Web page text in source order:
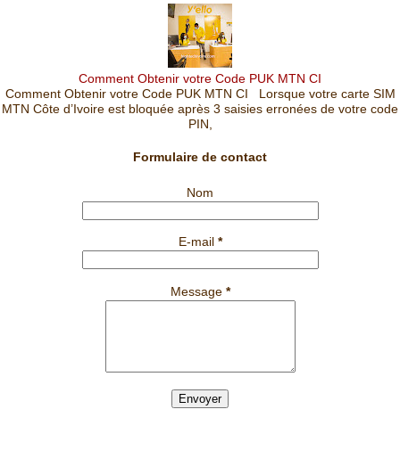
Comment Obtenir votre Code PUK MTN CI
Comment Obtenir votre Code PUK MTN CI Lorsque votre carte SIM
MTN Côte d’Ivoire est bloquée après 3 saisies erronées de votre code
PIN,
Formulaire de contact
Nom
E-mail *
Message *